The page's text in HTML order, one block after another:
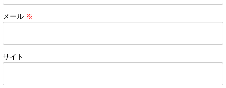
メール ※
サイト